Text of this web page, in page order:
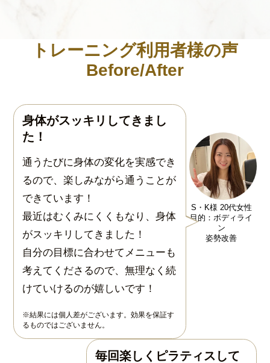
トレーニング利用者様の声
Before/After
身体がスッキリしてきまし
た！
通うたびに身体の変化を実感でき
るので、楽しみながら通うことが
できています！
最近はむくみにくくもなり、身体
がスッキリしてきました！
自分の目標に合わせてメニューも
考えてくださるので、無理なく続
けていけるのが嬉しいです！
※結果には個人差がございます。効果を保証す
るものではございません。
S・K様 20代女性
目的：ボディライ
ン
姿勢改善
毎回楽しくピラティスして